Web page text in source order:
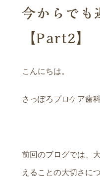
今からでも
【Part2】
こんにちは。
さっぽろプロケア歯
前回のブログでは、
えることの大切さに